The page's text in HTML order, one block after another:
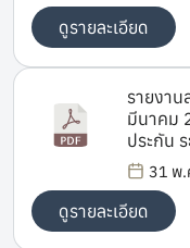
ดูรายละเอียด
รายงา
มีนาคม
ประกัน
มีนาคม
31 พ.
ดูรายละเอียด